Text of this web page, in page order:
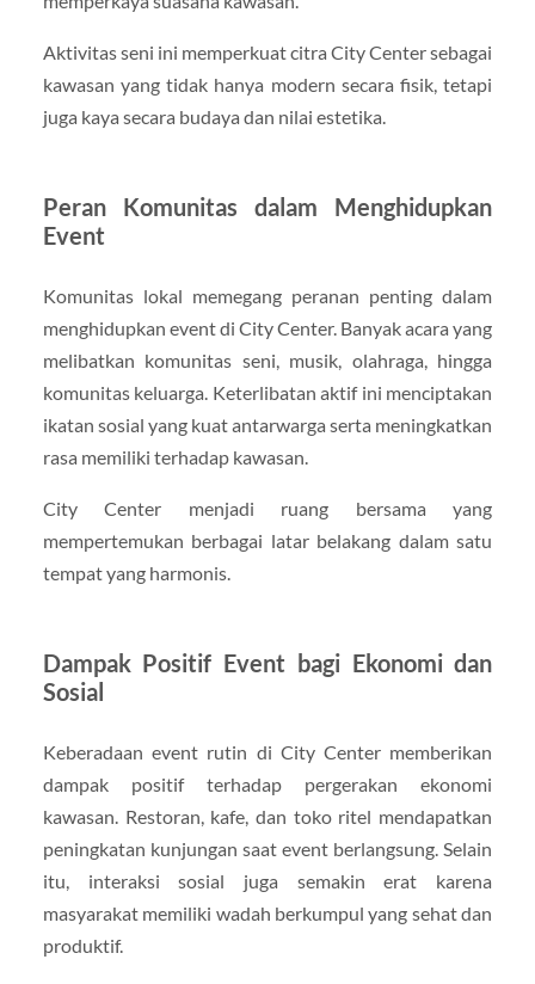
Aktivitas seni ini memperkuat citra City Center sebagai
kawasan yang tidak hanya modern secara fisik, tetapi
juga kaya secara budaya dan nilai estetika.
Peran Komunitas dalam Menghidupkan
Event
Komunitas lokal memegang peranan penting dalam
menghidupkan event di City Center. Banyak acara yang
melibatkan komunitas seni, musik, olahraga, hingga
komunitas keluarga. Keterlibatan aktif ini menciptakan
ikatan sosial yang kuat antarwarga serta meningkatkan
rasa memiliki terhadap kawasan.
City Center menjadi ruang bersama yang
mempertemukan berbagai latar belakang dalam satu
tempat yang harmonis.
Dampak Positif Event bagi Ekonomi dan
Sosial
Keberadaan event rutin di City Center memberikan
dampak positif terhadap pergerakan ekonomi
kawasan. Restoran, kafe, dan toko ritel mendapatkan
peningkatan kunjungan saat event berlangsung. Selain
itu, interaksi sosial juga semakin erat karena
masyarakat memiliki wadah berkumpul yang sehat dan
produktif.